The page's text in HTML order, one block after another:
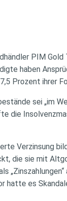
PIM
haben
Prozent ihrer
sei „im
die
Verzinsung
die sie mit
hatte es